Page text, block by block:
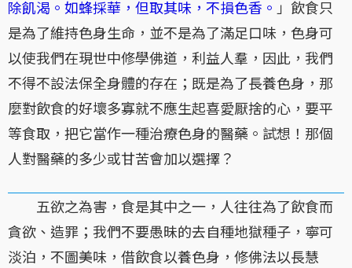
除飢渴。如蜂採華，但取其味，不損色香。 」飲食只
是為了維持色身生命，並不是為了滿足口味，色身可
以使我們在現世中修學佛道，利益人羣，因此，我們
不得不設法保全身體的存在；既是為了長養色身，那
麼對飲食的好壞多寡就不應生起喜愛厭捨的心，要平
等食取，把它當作一種治療色身的醫藥。試想！那個
人對醫藥的多少或甘苦會加以選擇？
五欲之為害，食是其中之一，人往往為了飲食而
貪欲、造罪；我們不要愚昧的去自種地獄種子，寧可
淡泊，不圖美味，借飲食以養色身，修佛法以長慧